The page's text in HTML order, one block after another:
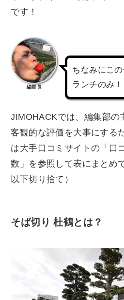
です！
編集長
ちなみにこ
ランチのみ！
JIMOHACKでは、編集部の
客観的な評価を大事にする
は大手口コミサイトの「口
数」を参照して表にまとめ
以下切り捨て）
そば切り 杜鶴とは？